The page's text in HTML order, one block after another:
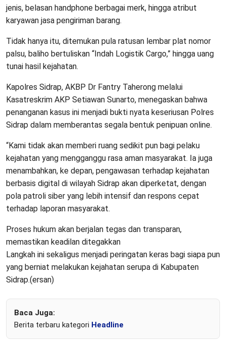
jenis, belasan handphone berbagai merk, hingga atribut
karyawan jasa pengiriman barang.
Tidak hanya itu, ditemukan pula ratusan lembar plat nomor
palsu, baliho bertuliskan “Indah Logistik Cargo,” hingga uang
tunai hasil kejahatan.
Kapolres Sidrap, AKBP Dr Fantry Taherong melalui
Kasatreskrim AKP Setiawan Sunarto, menegaskan bahwa
penanganan kasus ini menjadi bukti nyata keseriusan Polres
Sidrap dalam memberantas segala bentuk penipuan online.
“Kami tidak akan memberi ruang sedikit pun bagi pelaku
kejahatan yang mengganggu rasa aman masyarakat. Ia juga
menambahkan, ke depan, pengawasan terhadap kejahatan
berbasis digital di wilayah Sidrap akan diperketat, dengan
pola patroli siber yang lebih intensif dan respons cepat
terhadap laporan masyarakat.
Proses hukum akan berjalan tegas dan transparan,
memastikan keadilan ditegakkan
Langkah ini sekaligus menjadi peringatan keras bagi siapa pun
yang berniat melakukan kejahatan serupa di Kabupaten
Sidrap.(ersan)
Baca Juga:
Berita terbaru kategori Headline